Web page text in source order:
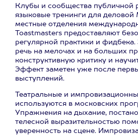
Клубы и сообщества публичной
языковые тренинги для
местные отделения
Toastmasters предоставляют
регулярной практики и
речь на мелочах и на больших
конструктивную критику и
Эффект заметен уже после
выступлений.
Театральные и
используются в московских
Упражнения на дыхание,
телесной выразительностью
уверенность на сцене.